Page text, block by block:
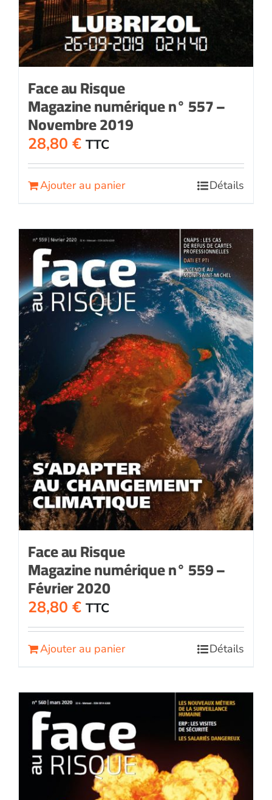
Face au Risque
Magazine numérique n° 557 –
Novembre 2019
28,80 € TTC
Ajouter au panier Détails
Face au Risque
Magazine numérique n° 559 –
Février 2020
28,80 € TTC
Ajouter au panier Détails